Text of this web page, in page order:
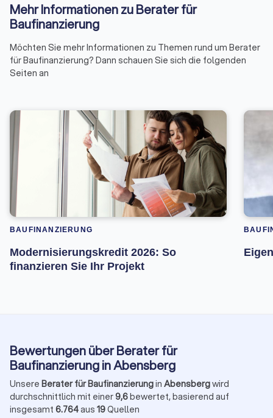
Mehr Informationen zu Berater für
Baufinanzierung
Möchten Sie mehr Informationen zu Themen rund um Berater
für Baufinanzierung? Dann schauen Sie sich die folgenden
Seiten an
BAUFINANZIERUNG
Modernisierungskredit 2026: So
finanzieren Sie Ihr Projekt
Bewertungen über Berater für
Baufinanzierung in Abensberg
Unsere Berater für Baufinanzierungin Abensbergwird
durchschnittlich mit einer9,6bewertet, basierend auf
insgesamt 6.764aus 19Quellen